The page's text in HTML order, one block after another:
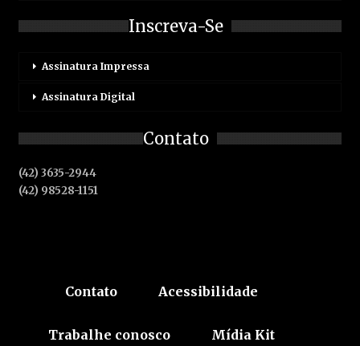
Inscreva-Se
Assinatura Impressa
Assinatura Digital
Contato
(42) 3635-2944
(42) 98528-1151
Contato Acessibilidade
Trabalhe conosco Mídia Kit